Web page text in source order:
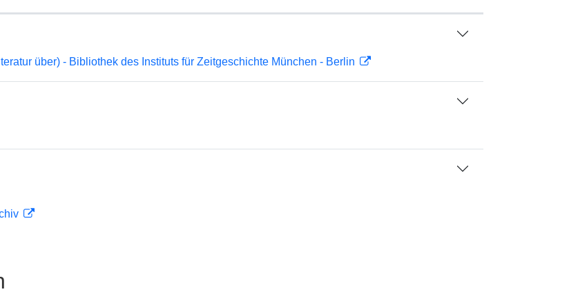
über) - Bibliothek des Instituts für Zeitgeschichte München - Berlin